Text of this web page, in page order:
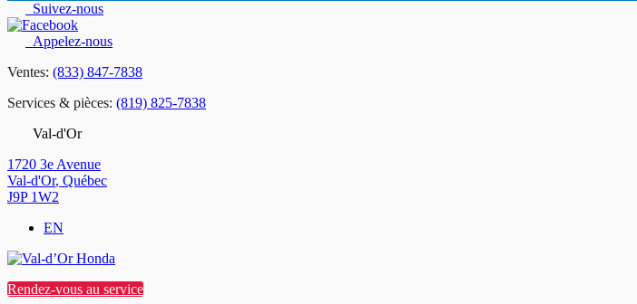
Suivez-nous
Appelez-nous
Ventes: (833) 847-7838
Services & pièces: (819) 825-7838
Val-d'Or
1720 3e Avenue
Val-d'Or, Québec
J9P 1W2
EN
Rendez-vous au service